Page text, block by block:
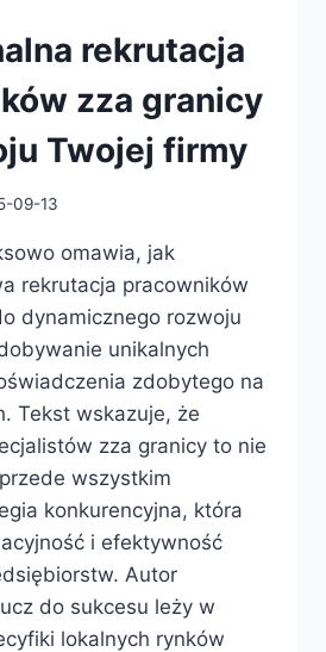
rekrutacja
zza granicy
Twojej firmy
09-13
omawia, jak
rekrutacja pracowników
dynamicznego rozwoju
unikalnych
zdobytego na
Tekst wskazuje, że
zza granicy to nie
wszystkim
konkurencyjna, która
i efektywność
Autor
do sukcesu leży w
lokalnych rynków